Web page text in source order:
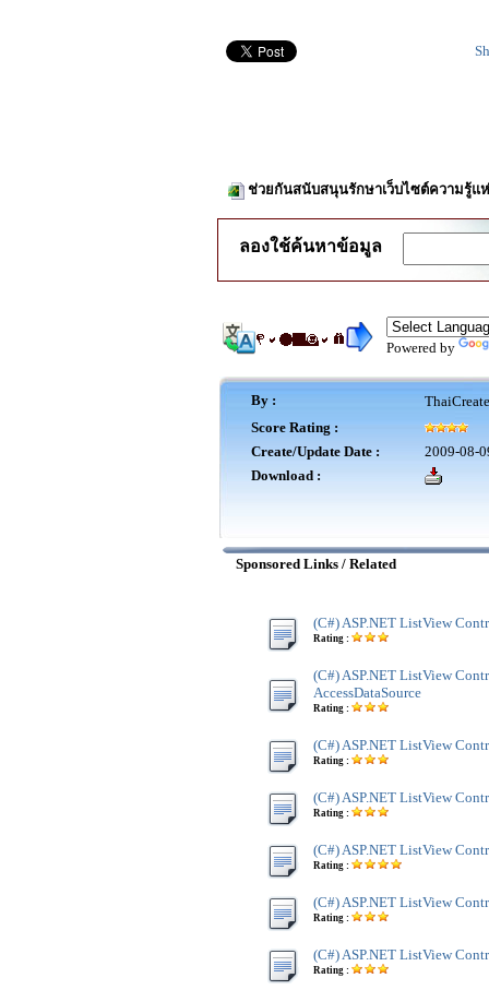
ช่วยกันสนับสนุนรักษาเว็บไซต์ความรู้แ
ลองใช้ค้นหาข้อมูล
Powered by
By :
Score Rating :
Create/Update Date :
2009-08-
Download :
Sponsored Links / Related
(C#) ASP.NET ListView
Rating :
(C#) ASP.NET ListView
AccessDataSource
Rating :
(C#) ASP.NET ListView
Rating :
(C#) ASP.NET ListView
Rating :
(C#) ASP.NET ListView
Rating :
(C#) ASP.NET ListView
Rating :
(C#) ASP.NET ListView
Rating :